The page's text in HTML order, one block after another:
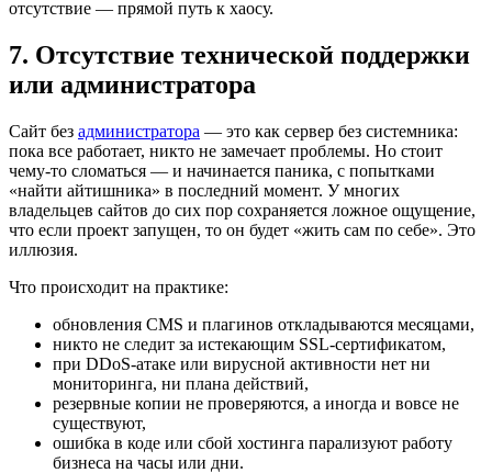
отсутствие — прямой путь к хаосу.
7. Отсутствие технической поддержки
или администратора
Сайт без администратора — это как сервер без системника:
пока все работает, никто не замечает проблемы. Но стоит
чему-то сломаться — и начинается паника, с попытками
«найти айтишника» в последний момент. У многих
владельцев сайтов до сих пор сохраняется ложное ощущение,
что если проект запущен, то он будет «жить сам по себе». Это
иллюзия.
Что происходит на практике:
обновления CMS и плагинов откладываются месяцами,
никто не следит за истекающим SSL-сертификатом,
при DDoS-атаке или вирусной активности нет ни
мониторинга, ни плана действий,
резервные копии не проверяются, а иногда и вовсе не
существуют,
ошибка в коде или сбой хостинга парализуют работу
бизнеса на часы или дни.